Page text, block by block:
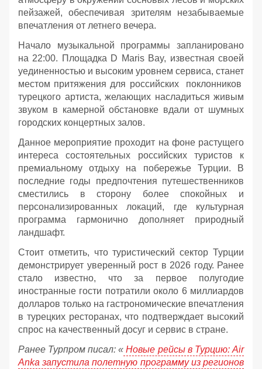
пейзажей, обеспечивая зрителям незабываемые
впечатления от летнего вечера.
Начало музыкальной программы запланировано
на 22:00. Площадка D Maris Bay, известная своей
уединенностью и высоким уровнем сервиса, станет
местом притяжения для российских поклонников
турецкого артиста, желающих насладиться живым
звуком в камерной обстановке вдали от шумных
городских концертных залов.
Данное мероприятие проходит на фоне растущего
интереса состоятельных российских туристов к
премиальному отдыху на побережье Турции. В
последние годы предпочтения путешественников
сместились в сторону более спокойных и
персонализированных локаций, где культурная
программа гармонично дополняет природный
ландшафт.
Стоит отметить, что туристический сектор Турции
демонстрирует уверенный рост в 2026 году. Ранее
стало известно, что за первое полугодие
иностранные гости потратили около 6 миллиардов
долларов только на гастрономические впечатления
в турецких ресторанах, что подтверждает высокий
спрос на качественный досуг и сервис в стране.
Ранее Турпром писал: « Новые рейсы в Турцию: Air
Anka запустила полетную программу из регионов